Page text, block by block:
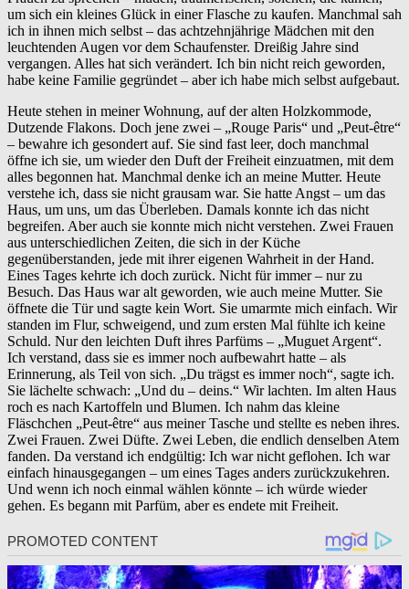
um sich ein kleines Glück in einer Flasche zu kaufen. Manchmal sah
ich in ihnen mich selbst – das achtzehnjährige Mädchen mit den
leuchtenden Augen vor dem Schaufenster. Dreißig Jahre sind
vergangen. Alles hat sich verändert. Ich bin nicht reich geworden,
habe keine Familie gegründet – aber ich habe mich selbst aufgebaut.
Heute stehen in meiner Wohnung, auf der alten Holzkommode,
Dutzende Flakons. Doch jene zwei – „Rouge Paris“ und „Peut-être“
– bewahre ich gesondert auf. Sie sind fast leer, doch manchmal
öffne ich sie, um wieder den Duft der Freiheit einzuatmen, mit dem
alles begonnen hat. Manchmal denke ich an meine Mutter. Heute
verstehe ich, dass sie nicht grausam war. Sie hatte Angst – um das
Haus, um uns, um das Überleben. Damals konnte ich das nicht
begreifen. Aber auch sie konnte mich nicht verstehen. Zwei Frauen
aus unterschiedlichen Zeiten, die sich in der Küche
gegenüberstanden, jede mit ihrer eigenen Wahrheit in der Hand.
Eines Tages kehrte ich doch zurück. Nicht für immer – nur zu
Besuch. Das Haus war alt geworden, wie auch meine Mutter. Sie
öffnete die Tür und sagte kein Wort. Sie umarmte mich einfach. Wir
standen im Flur, schweigend, und zum ersten Mal fühlte ich keine
Schuld. Nur den leichten Duft ihres Parfüms – „Muguet Argent“.
Ich verstand, dass sie es immer noch aufbewahrt hatte – als
Erinnerung, als Teil von sich. „Du trägst es immer noch“, sagte ich.
Sie lächelte schwach: „Und du – deins.“ Wir lachten. Im alten Haus
roch es nach Kartoffeln und Blumen. Ich nahm das kleine
Fläschchen „Peut-être“ aus meiner Tasche und stellte es neben ihres.
Zwei Frauen. Zwei Düfte. Zwei Leben, die endlich denselben Atem
fanden. Da verstand ich endgültig: Ich war nicht geflohen. Ich war
einfach hinausgegangen – um eines Tages anders zurückzukehren.
Und wenn ich noch einmal wählen könnte – ich würde wieder
gehen. Es begann mit Parfüm, aber es endete mit Freiheit.